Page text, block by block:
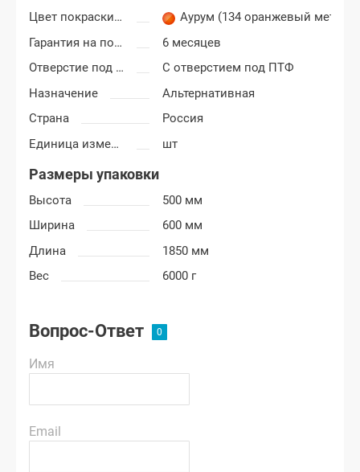
Цвет покраски Лада Гранта
Аурум (134 оранжевый
Гарантия на покраску
6 месяцев
Отверстие под ПТФ
С отверстием под ПТФ
Назначение
Альтернативная
Страна
Россия
Единица измерения
шт
Размеры упаковки
Высота
500 мм
Ширина
600 мм
Длина
1850 мм
Вес
6000 г
Вопрос-Ответ
Имя
Email